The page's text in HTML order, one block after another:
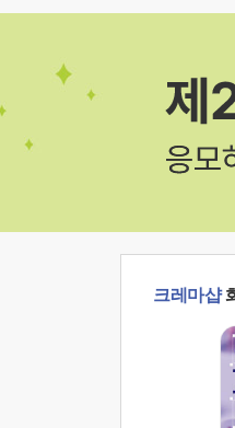
크레마샵